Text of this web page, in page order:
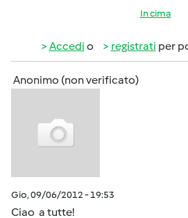
In cima
Accedi o registrati per
Anonimo (non verificato)
Gio, 09/06/2012 - 19:53
Ciao a tutte!